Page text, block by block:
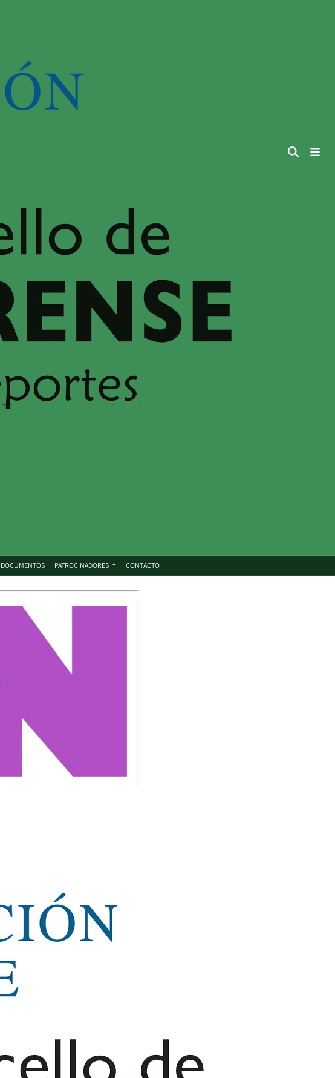
DOCUMENTOS PATROCINADORES CONTACTO